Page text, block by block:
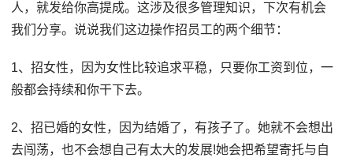
人，就发给你高提成。这涉及很多管理知识，下次有机会
我们分享。说说我们这边操作招员工的两个细节：
1、招女性，因为女性比较追求平稳，只要你工资到位，一
般都会持续和你干下去。
2、招已婚的女性，因为结婚了，有孩子了。她就不会想出
去闯荡，也不会想自己有太大的发展!她会把希望寄托与自